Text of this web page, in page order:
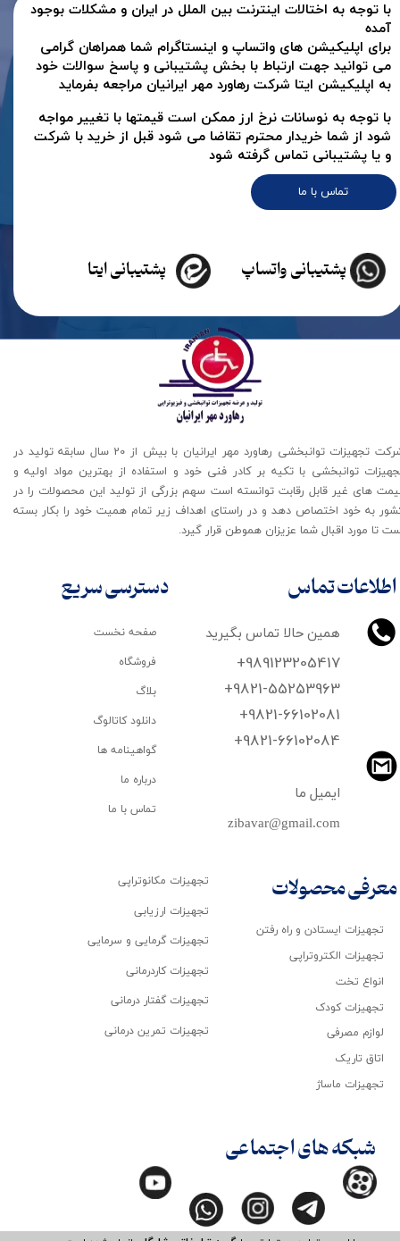
تماس با ما
با توجه به اختالات اینترنت بین الملل در ایران و مشکلات بوجود
آمده
برای اپلیکیشن های واتساپ و اینستاگرام شما همراهان گرامی
می توانید جهت ارتباط با بخش پشتیبانی و پاسخ سوالات خود
به اپلیکیشن ایتا شرکت رهاورد مهر ایرانیان مراجعه بفرماید
پشتیبانی ایتا پشتیبانی واتساپ
با توجه به نوسانات نرخ ارز ممکن است قیمتها با تغییر مواجه
شود از شما خریدار محترم تقاضا می شود قبل از خرید با شرکت
و یا پشتیبانی تماس گرفته شود
اطلاعات تماس
همین حالا تماس بگیرید
+989123205417
+9821-55253963
+9821-66102081
​​​​​​​+9821-66102084
zibavar@gmail.com
ایمیل ما
شرکت تجهیزات توانبخشی رهاورد مهر ایرانیان با بیش از 20 سال سابقه تولید در
توانبخشی با تکیه بر کادر فنی خود و استفاده از بهترین مواد اولیه و
های غیر قابل رقابت توانسته است سهم بزرگی از تولید این محصولات را در
به خود اختصاص دهد و در راستای اهداف زیر تمام همیت خود را بکار بسته
تا مورد اقبال شما عزیزان هموطن قرار گیرد​​​​​​​.
تجهیزات ایستادن و راه رفتن
تجهیزات الکتروتراپی
انواع تخت
تجهیزات کودک
لوازم مصرفی
اتاق تاریک
تجهیزات ماساژ
صفحه نخست
فروشگاه
بلاگ
دانلود کاتالوگ
گواهینامه ها
درباره ما
تماس با ما
تجهیزات مکانوتراپی
تجهیزات ارزیابی
تجهیزات گرمایی و سرمایی
تجهیزات کاردرمانی
تجهیزات گفتار درمانی
تجهیزات تمرین درمانی
دسترسی سریع
معرفی محصولات
شبکه های اجتماعی